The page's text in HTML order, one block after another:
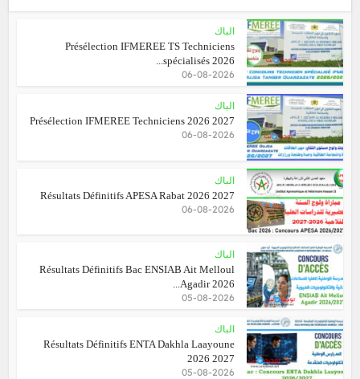
الباك
Présélection IFMEREE TS Techniciens
spécialisés 2026...
06-08-2026
الباك
Présélection IFMEREE Techniciens 2026 2027
06-08-2026
الباك
Résultats Définitifs APESA Rabat 2026 2027
06-08-2026
الباك
Résultats Définitifs Bac ENSIAB Ait Melloul
Agadir 2026...
05-08-2026
الباك
Résultats Définitifs ENTA Dakhla Laayoune
2026 2027
05-08-2026